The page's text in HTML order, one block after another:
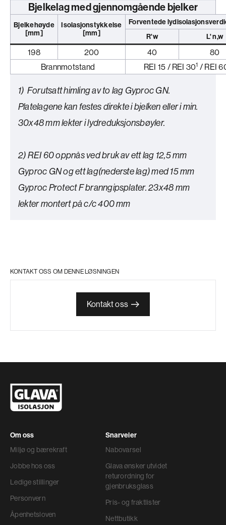
Bjelkelag med gjennomgående bjelker
Bjelkehøyde
[mm]
Isolasjonstykkelse
[mm]
Forventede
R'w
L' n,w
198 200 40
80
Brannmotstand
REI 15 / REI 301 / REI
1) Forutsatt himling av to lag Gyproc GN.
Platelagene kan festes direkte i bjelken eller i min.
30x48 mm lekter i lydreduksjonsbøyler.
2) REI 60 oppnås ved bruk av ett lag 12,5 mm
Gyproc GN og ett lag(nederste lag) med 15 mm
Gyproc Protect F branngipsplater. 23x48 mm
lekter montert på c/c 400 mm
KONTAKT OSS OM DENNE LØSNINGEN
Kontakt oss
Om oss
Miljø og bærekraft
Jobbe hos oss
Ledige stillinger
Personvern
Åpenhetsloven
Snarveier
Nabovarsel
Glava ønsker utvidet
returordning for
gjenbruksglass
Pris- og fraktlister
Nettbutikk